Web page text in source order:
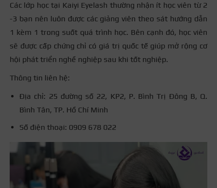
Các lớp học tại Kaiyi Eyelash thường nhận ít học viên từ 2
-3 bạn nên luôn được các giảng viên theo sát hướng dẫn
1 kèm 1 trong suốt quá trình học. Bên cạnh đó, học viên
sẽ được cấp chứng chỉ có giá trị quốc tế giúp mở rộng cơ
hội phát triển nghề nghiệp sau khi tốt nghiệp.
Thông tin liên hệ:
Địa chỉ: 25 đường số 22, KP2, P. Bình Trị Đông B, Q.
Bình Tân, TP. Hồ Chí Minh
Số điện thoại: 0909 678 022